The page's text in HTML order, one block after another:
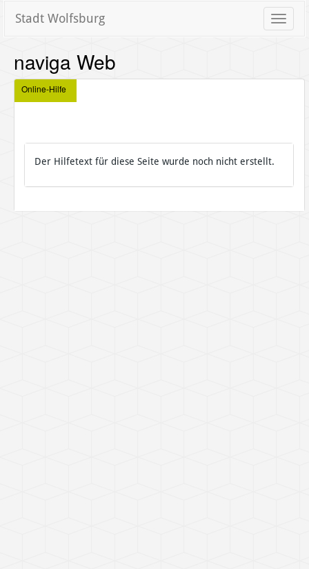
Toggle
Stadt Wolfsburg
naviga Web
Online-Hilfe
Der Hilfetext für diese Seite wurde noch nicht erstellt.